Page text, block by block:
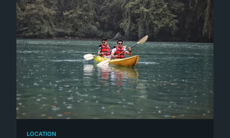
LOCATION